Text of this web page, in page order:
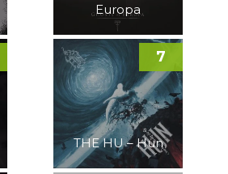
Europa
THE HU – Hun
7